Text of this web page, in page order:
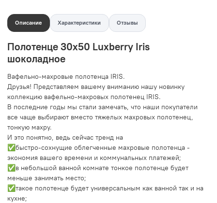
Описание Характеристики Отзывы
Полотенце 30x50 Luxberry Iris
шоколадное
Вафельно-махровые полотенца IRIS.
Друзья! Представляем вашему вниманию нашу новинку
коллекцию вафельно-махровых полотенец IRIS.
В последние годы мы стали замечать, что наши покупатели
все чаще выбирают вместо тяжелых махровых полотенец,
тонкую махру.
И это понятно, ведь сейчас тренд на
✅быстро-сохнущие облегченные махровые полотенца -
экономия вашего времени и коммунальных платежей;
✅в небольшой ванной комнате тонкое полотенце будет
меньше занимать место;
✅такое полотенце будет универсальным как ванной так и на
кухне;